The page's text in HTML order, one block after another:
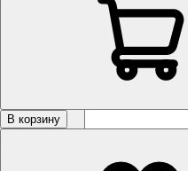
В корзину